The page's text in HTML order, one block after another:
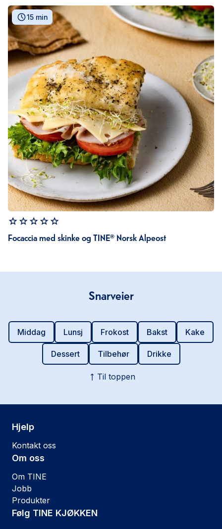
15 min
Focaccia med skinke og TINE® Norsk Alpeost
Snarveier
Middag Lunsj Frokost Bakst Kake
Dessert Tilbehør Drikke
Til toppen
Hjelp
Kontakt oss
Om oss
Om TINE
Jobb
Produkter
Følg TINE KJØKKEN